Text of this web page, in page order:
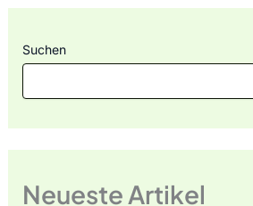
Suchen
Neueste Artikel